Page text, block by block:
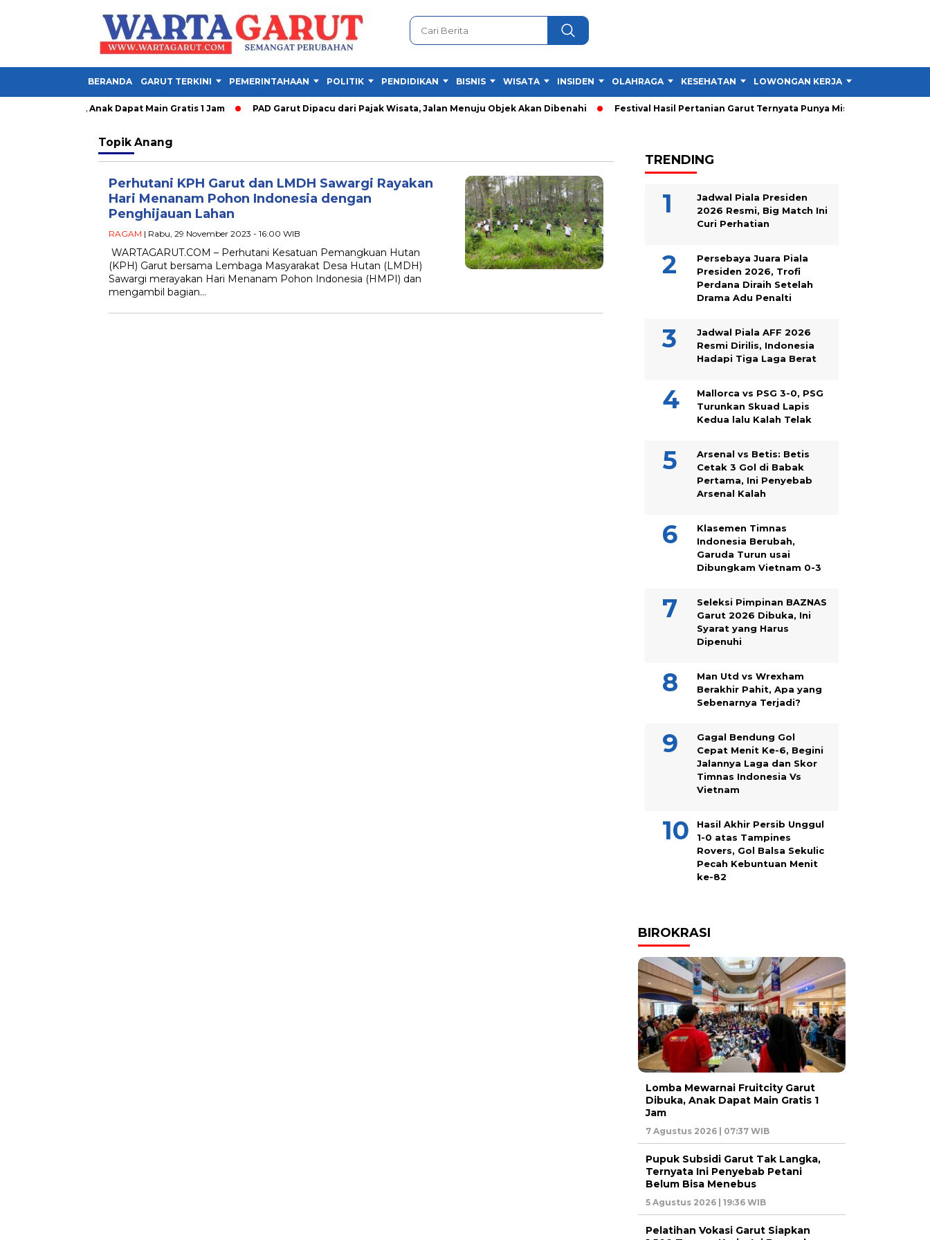
BERANDA GARUT TERKINI PEMERINTAHAAN POLITIK PENDIDIKAN BISNIS WISATA INSIDEN OLAHRAGA KESEHATAN LOWONGAN KERJA
Dibuka, Anak Dapat Main Gratis 1 Jam PAD Garut Dipacu dari Pajak Wisata, Jalan Menuju Objek Akan Dibenahi Festival Hasil Pertanian Garut Ternyata Punya Misi Besar untuk Petani
Topik Anang
Perhutani KPH Garut dan LMDH Sawargi Rayakan
Hari Menanam Pohon Indonesia dengan
Penghijauan Lahan
RAGAM | Rabu, 29 November 2023 - 16:00 WIB
WARTAGARUT.COM – Perhutani Kesatuan Pemangkuan Hutan
(KPH) Garut bersama Lembaga Masyarakat Desa Hutan (LMDH)
Sawargi merayakan Hari Menanam Pohon Indonesia (HMPI) dan
mengambil bagian…
TRENDING
Jadwal Piala Presiden
2026 Resmi, Big Match Ini
Curi Perhatian
Persebaya Juara Piala
Presiden 2026, Trofi
Perdana Diraih Setelah
Drama Adu Penalti
Jadwal Piala AFF 2026
Resmi Dirilis, Indonesia
Hadapi Tiga Laga Berat
Mallorca vs PSG 3-0, PSG
Turunkan Skuad Lapis
Kedua lalu Kalah Telak
Arsenal vs Betis: Betis
Cetak 3 Gol di Babak
Pertama, Ini Penyebab
Arsenal Kalah
Klasemen Timnas
Indonesia Berubah,
Garuda Turun usai
Dibungkam Vietnam 0-3
Seleksi Pimpinan BAZNAS
Garut 2026 Dibuka, Ini
Syarat yang Harus
Dipenuhi
Man Utd vs Wrexham
Berakhir Pahit, Apa yang
Sebenarnya Terjadi?
Gagal Bendung Gol
Cepat Menit Ke-6, Begini
Jalannya Laga dan Skor
Timnas Indonesia Vs
Vietnam
Hasil Akhir Persib Unggul
1-0 atas Tampines
Rovers, Gol Balsa Sekulic
Pecah Kebuntuan Menit
ke-82
BIROKRASI
Lomba Mewarnai Fruitcity Garut
Dibuka, Anak Dapat Main Gratis 1
Jam
7 Agustus 2026 | 07:37 WIB
Pupuk Subsidi Garut Tak Langka,
Ternyata Ini Penyebab Petani
Belum Bisa Menebus
5 Agustus 2026 | 19:36 WIB
Pelatihan Vokasi Garut Siapkan